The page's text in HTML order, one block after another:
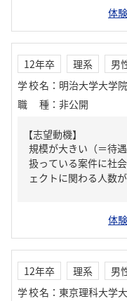
体
12年卒 理系
男
学校名 ： 明治大学大学院
職種 ： 非公開
【志望動機】
規模が大きい（＝待
扱っている案件に社
ェクトに関わる人数
体
12年卒 理系
男
学校名 ： 東京理科大学